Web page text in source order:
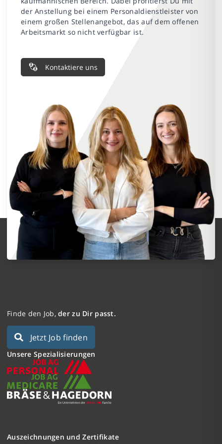
der Anstellung bei einem Personaldienstleister von
einem großen Stellenangebot, das auf dem offenen
Arbeitsmarkt so nicht verfügbar ist.
Kontaktiere uns
Finde den Job,der zu Dir passt.
Jetzt Job finden
Unsere Spezialisierungen
Auszeichnungen und Zertifikate